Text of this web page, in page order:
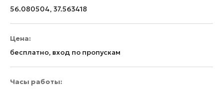
56.080504, 37.563418
Цена:
бесплатно, вход по пропускам
Часы работы: